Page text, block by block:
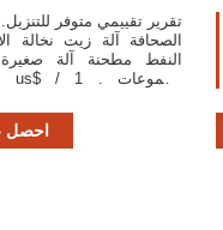
تقرير تقييمي متوفر
الصحافة آلة زيت نخالة
بالمورد الذرة الجرثومية
احصل